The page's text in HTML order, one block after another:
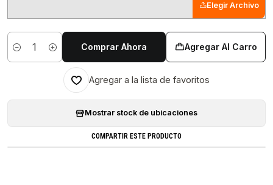
Elegir Archivo
Cantidad
Agregar Al Carro
Comprar Ahora
Agregar a la lista de favoritos
Mostrar stock de ubicaciones
COMPARTIR ESTE PRODUCTO